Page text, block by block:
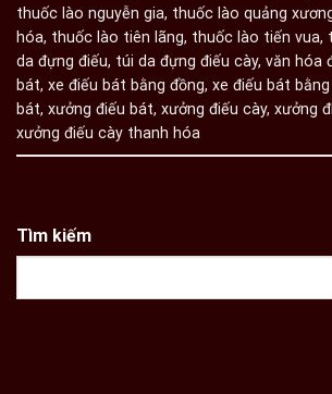
thuốc lào nguyễn gia, thuốc lào quảng
hóa, thuốc lào tiên lãng, thuốc lào tiến vua,
da đựng điếu, túi da đựng điếu cày, văn hóa
bát, xe điếu bát bằng đồng, xe điếu bát
bát, xưởng điếu bát, xưởng điếu cày, xưởng
xưởng điếu cày thanh hóa
Tìm kiếm